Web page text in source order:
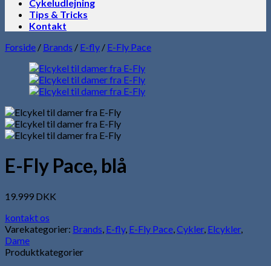
Cykeludlejning
Tips & Tricks
Kontakt
Forside / Brands / E-fly / E-Fly Pace
E-Fly Pace, blå
19.999 DKK
kontakt os
Varekategorier: Brands, E-fly, E-Fly Pace,Cykler, Elcykler,
Dame
Produktkategorier